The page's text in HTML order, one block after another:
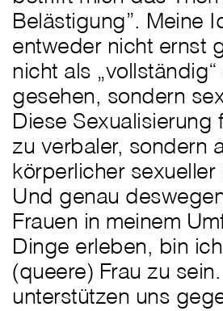
Belästigung”. Meine
entweder nicht ernst
nicht als
gesehen, sondern
Diese Sexualisierung
zu verbaler, sondern
körperlicher
Und genau
Frauen in meinem
Dinge erleben, bin
(queere) Frau zu
unterstützen uns